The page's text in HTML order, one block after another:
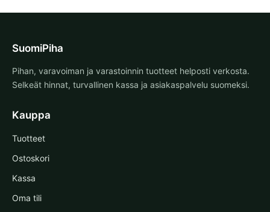
SuomiPiha
Pihan, varavoiman ja varastoinnin tuotteet helposti verkosta.
Selkeät hinnat, turvallinen kassa ja asiakaspalvelu suomeksi.
Kauppa
Tuotteet
Ostoskori
Kassa
Oma tili